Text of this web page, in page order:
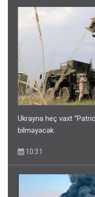
Ukrayna heç vaxt
bilməyəcək
10:31